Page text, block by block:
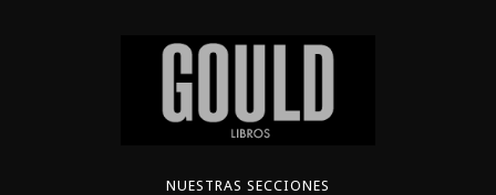
NUESTRAS SECCIONES